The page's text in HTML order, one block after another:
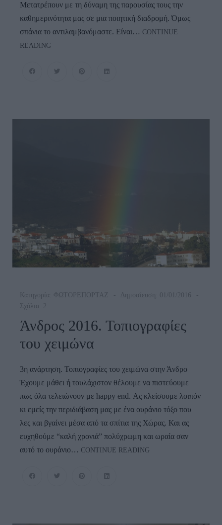
Μετατρέπουν με τη δύναμη της παρουσίας τους την
καθημερινότητα μας σε μια ποιητική διαδρομή. Όμως
σπάνια το αντιλαμβανόμαστε. Είναι… CONTINUE
READING
Κατηγορία: ΦΩΤΟΡΕΠΟΡΤΑΖ
Δημοσίευση: 01/01/2016
Σχόλια: 2
Άνδρος 2016. Τοπιογραφίες
του χειμώνα
3η ανάρτηση. Τοπιογραφίες του χειμώνα στην Άνδρο
Έχουμε μάθει ή τουλάχιστον θέλουμε να πιστεύουμε
πως όλα τελειώνουν με happy end. Ας κλείσουμε λοιπόν
κι εμείς την περιδιάβαση μας με ένα ουράνιο τόξο που
λες και βγαίνει μέσα από τα σπίτια της Χώρας. Και ας
ευχηθούμε “καλή χρονιά” πολύχρωμη και ωραία σαν
αυτό το ουράνιο… CONTINUE READING